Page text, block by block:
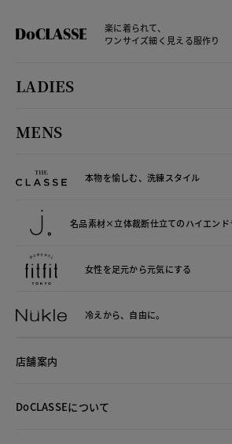
楽に着られて、
ワンサイズ細く見える服作り
LADIES
MENS
本物を愉しむ、洗練スタイル
名品素材×立体裁断仕立てのハイエン
女性を足元から元気にする
冷えから、 自由に。
店舗案内
DoCLASSEについて